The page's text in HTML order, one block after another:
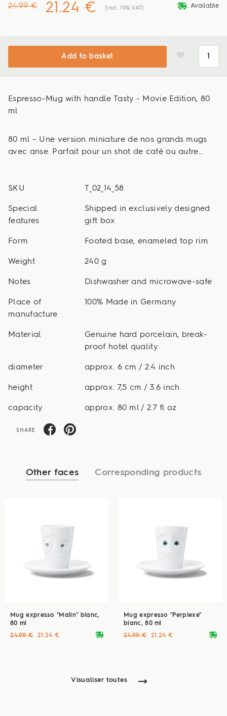
24.99 € 21.24 € (incl. 19% VAT) deliveryvan Available
Add to basket
Espresso-Mug with handle Tasty - Movie Edition, 80
ml
80 ml – Une version miniature de nos grands mugs
avec anse. Parfait pour un shot de café ou autre…
SKU T_02_14_58
Special
features
Shipped in exclusively designed
gift box
Form Footed base, enameled top rim
Weight 240 g
Notes Dishwasher and microwave-safe
Place of
manufacture
100% Made in Germany
Material
Genuine hard porcelain, break-
proof hotel quality
diameter approx. 6 cm / 2.4 inch
height approx. 7,5 cm / 3.6 inch
capacity approx. 80 ml / 2.7 fl oz
SHARE
Other faces Corresponding products
Mug expresso "Malin" blanc,
80 ml
deliveryvan
24.99 € 21.24 €
Mug expresso "Perplexe"
blanc, 80 ml
deliveryvan
24.99 € 21.24 €
Visualiser toutes